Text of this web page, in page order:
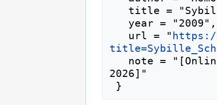
   url = "
https://
2026]"